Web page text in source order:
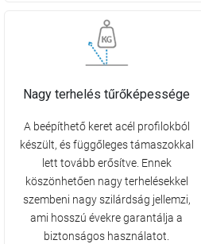
Nagy terhelés tűrőképessége
A beépíthető keret acél profilokból
készült, és függőleges támaszokkal
lett tovább erősítve. Ennek
köszönhetően nagy terhelésekkel
szembeni nagy szilárdság jellemzi,
ami hosszú évekre garantálja a
biztonságos használatot.